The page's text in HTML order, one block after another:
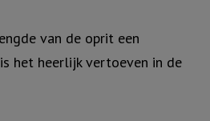
van de oprit een
het heerlijk vertoeven in de